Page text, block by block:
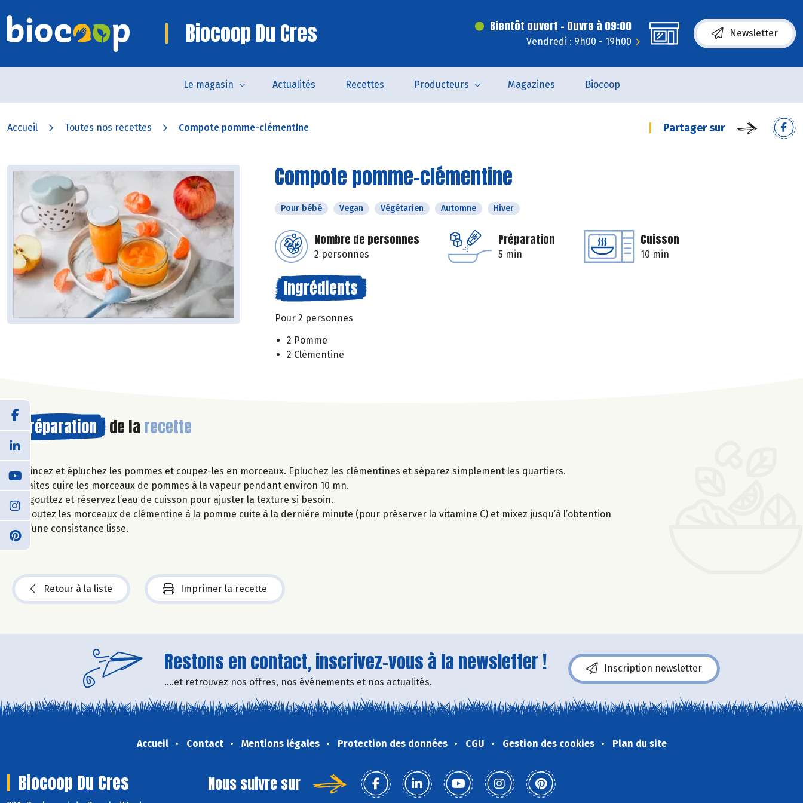
Biocoop Du Cres Bientôt ouvert - Ouvre à 09:00
Vendredi : 9h00 - 19h00
Newsletter
Le magasin Actualités Recettes Producteurs Magazines Biocoop
Accueil Toutes nos recettes Compote pomme-clémentine Partager sur
Compote pomme-clémentine
Pour bébé Vegan Végétarien Automne Hiver
Nombre de personnes
2 personnes
Préparation
5 min
Cuisson
10 min
Ingrédients
Pour 2 personnes
2 Pomme
2 Clémentine
Préparation de la recette
Rincez et épluchez les pommes et coupez-les en morceaux. Epluchez les clémentines et séparez simplement les quartiers.
Faites cuire les morceaux de pommes à la vapeur pendant environ 10 mn.
Egouttez et réservez l’eau de cuisson pour ajuster la texture si besoin.
Ajoutez les morceaux de clémentine à la pomme cuite à la dernière minute (pour préserver la vitamine C) et mixez jusqu’à l’obtention
d’une consistance lisse.
Retour à la liste Imprimer la recette
Restons en contact, inscrivez-vous à la newsletter !
....et retrouvez nos offres, nos événements et nos actualités.
Inscription newsletter
Accueil Contact Mentions légales Protection des données CGU Gestion des cookies Plan du site
Biocoop Du Cres Nous suivre sur